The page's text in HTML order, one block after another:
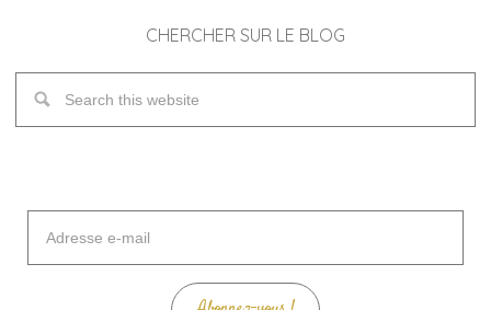
CHERCHER SUR LE BLOG
mail